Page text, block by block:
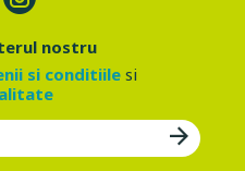
nostru
si conditiilesi